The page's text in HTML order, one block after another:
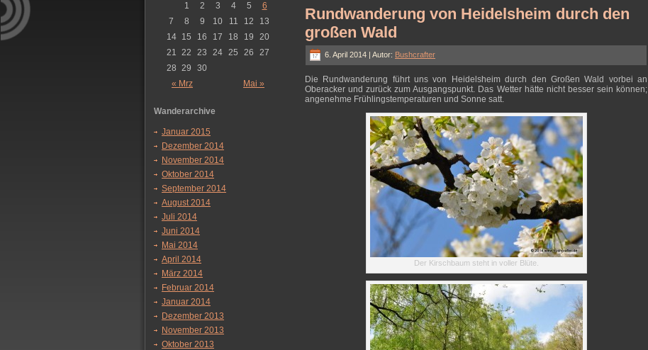
« Mrz Mai »
1 2 3 4 5
6
7
8 9 10 11 12
13
14
15 16 17 18 19
20
21 22 23 24 25 26
27
28 29 30
Wanderarchive
Januar 2015
Dezember 2014
November 2014
Oktober 2014
September 2014
August 2014
Juli 2014
Juni 2014
Mai 2014
April 2014
März 2014
Februar 2014
Januar 2014
Dezember 2013
November 2013
Oktober 2013
Rundwanderung von Heidelsheim durch den
großen Wald
6. April 2014 | Autor: Bushcrafter
Die Rundwanderung führt uns von Heidelsheim durch den Großen Wald vorbei an
Oberacker und zurück zum Ausgangspunkt. Das Wetter hätte nicht besser sein können;
angenehme Frühlingstemperaturen und Sonne satt.
Der Kirschbaum steht in voller Blüte.